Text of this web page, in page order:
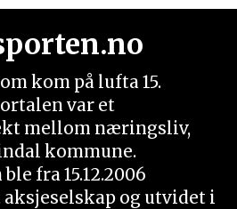
kom på lufta 15.
var et
mellom næringsliv,
kommune.
fra 15.12.2006
og utvidet i